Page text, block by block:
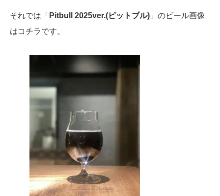
それでは「 Pitbull 2025ver.(ピットブル) 」のビール画像
はコチラです。